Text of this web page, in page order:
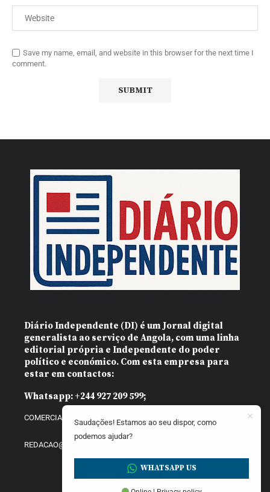
Save my name, email, and website in this browser for the next time I
comment.
Diário Independente (DI) é um Jornal digital
generalista ao serviço de Angola, com uma linha
editorial própria e Independente do poder
político e económico. Com esta empresa para
estar em contactos:
Whatsapp: +244 927 209 599;
COMERCIAL@DIARIOINDEPENDENTE.INFO
REDACAO@DIARIOINDEPENDENTE.INFO
Saudações! Estamos ao seu dispor, como
podemos ajudar?
WHATSAPP US